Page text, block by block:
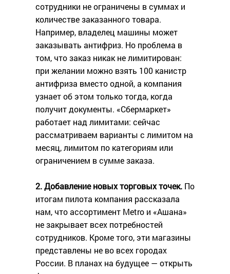
сотрудники не ограничены в суммах и
количестве заказанного товара.
Например, владелец машины может
заказывать антифриз. Но проблема в
том, что заказ никак не лимитирован:
при желании можно взять 100 канистр
антифриза вместо одной, а компания
узнает об этом только тогда, когда
получит документы. «Сбермаркет»
работает над лимитами: сейчас
рассматриваем варианты с лимитом на
месяц, лимитом по категориям или
ограничением в сумме заказа.
2. Добавление новых торговых точек. По
итогам пилота компания рассказала
нам, что ассортимент Metro и «Ашана»
не закрывает всех потребностей
сотрудников. Кроме того, эти магазины
представлены не во всех городах
России. В планах на будущее — открыть